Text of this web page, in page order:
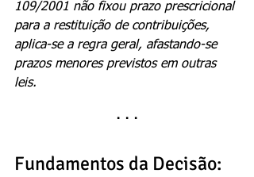
109/2001 não fixou prazo prescricional
para a restituição de contribuições,
aplica-se a regra geral, afastando-se
prazos menores previstos em outras
leis.
· · ·
Fundamentos da Decisão: